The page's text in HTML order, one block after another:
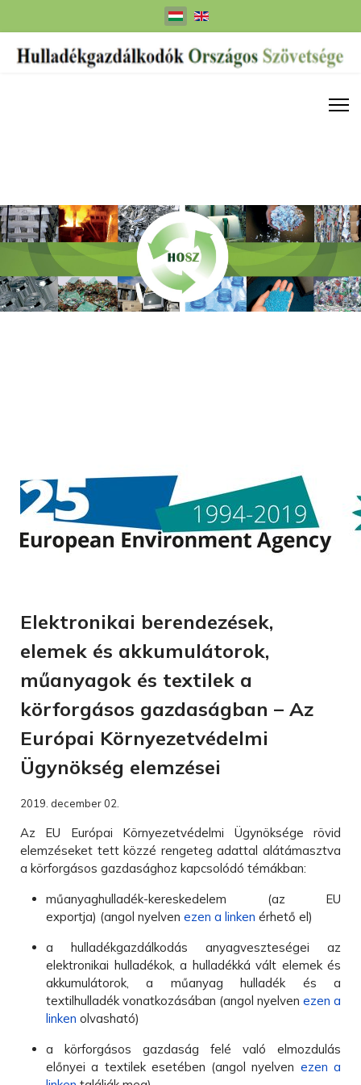
Válasszon nyelvet
Elektronikai berendezések,
elemek és akkumulátorok,
műanyagok és textilek a
körforgásos gazdaságban – Az
Európai Környezetvédelmi
Ügynökség elemzései
2019. december 02.
Az EU Európai Környezetvédelmi Ügynöksége rövid
elemzéseket tett közzé rengeteg adattal alátámasztva
a körforgásos gazdasághoz kapcsolódó témákban:
műanyaghulladék-kereskedelem (az EU
exportja) (angol nyelven ezen a linken érhető el)
a hulladékgazdálkodás anyagveszteségei az
elektronikai hulladékok, a hulladékká vált elemek és
akkumulátorok, a műanyag hulladék és a
textilhulladék vonatkozásában (angol nyelven ezen a
linken olvasható)
a körforgásos gazdaság felé való elmozdulás
előnyei a textilek esetében (angol nyelven ezen a